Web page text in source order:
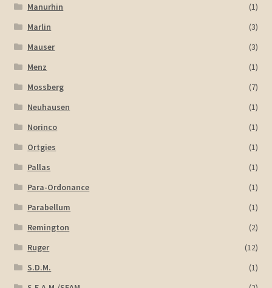
Manurhin
(1)
Marlin
(3)
Mauser
(3)
Menz
(1)
Mossberg
(7)
Neuhausen
(1)
Norinco
(1)
Ortgies
(1)
Pallas
(1)
Para-Ordonance
(1)
Parabellum
(1)
Remington
(2)
Ruger
(12)
S.D.M.
(1)